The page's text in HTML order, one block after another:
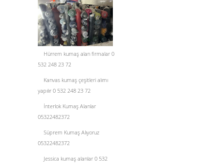
Hürrem kumaş alan firmalar 0
532 248 23 72
Kanvas kumaş çeşitleri alımı
yapılır 0 532 248 23 72
İnterlok Kumaş Alanlar
05322482372
Süprem Kumaş Alıyoruz
05322482372
Jessica kumaş alanlar 0 532